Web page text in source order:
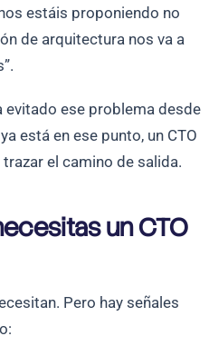
estáis proponiendo no
de arquitectura nos va a
evitado ese problema desde
está en ese punto, un CTO
el camino de salida.
un CTO
Pero hay señales